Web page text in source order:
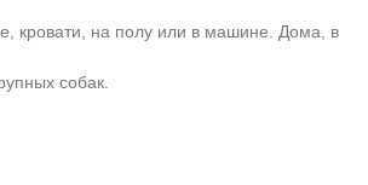
кровати, на полу или в машине. Дома, в
собак.